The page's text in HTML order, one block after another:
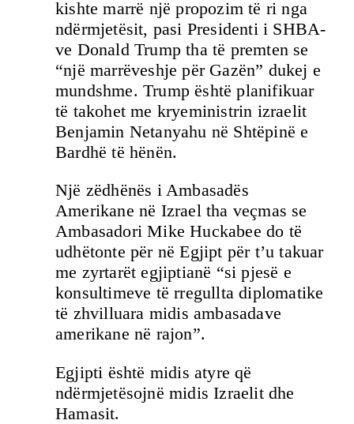
kishte marrë një propozim të ri nga
ndërmjetësit, pasi Presidenti i SHBA-
ve Donald Trump tha të premten se
“një marrëveshje për Gazën” dukej e
mundshme. Trump është planifikuar
të takohet me kryeministrin izraelit
Benjamin Netanyahu në Shtëpinë e
Bardhë të hënën.
Një zëdhënës i Ambasadës
Amerikane në Izrael tha veçmas se
Ambasadori Mike Huckabee do të
udhëtonte për në Egjipt për t’u takuar
me zyrtarët egjiptianë “si pjesë e
konsultimeve të rregullta diplomatike
të zhvilluara midis ambasadave
amerikane në rajon”.
Egjipti është midis atyre që
ndërmjetësojnë midis Izraelit dhe
Hamasit.